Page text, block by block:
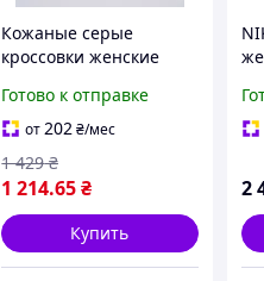
Кожаные серые
кроссовки женские
Готово к отправке
от202₴/мес
1 214.65₴
1 429 ₴
Купить
2